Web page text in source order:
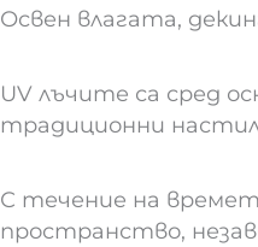
Освен влагата,
UV лъчите са сред
традиционни
С течение на
пространство,